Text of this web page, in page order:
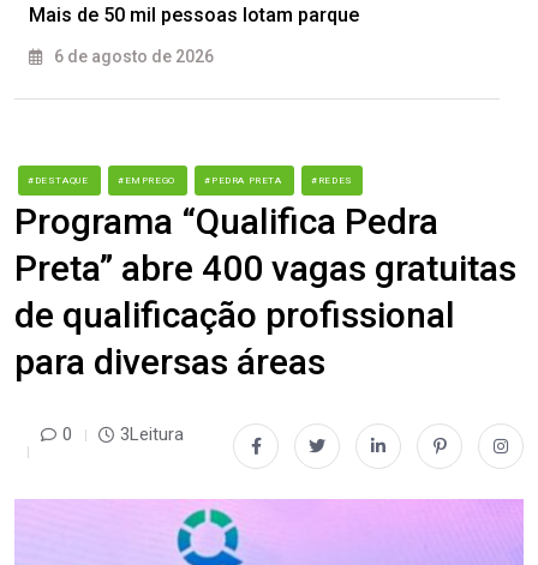
Mais de 50 mil pessoas lotam parque
6 de agosto de 2026
#DESTAQUE #EMPREGO #PEDRA PRETA #REDES
Programa “Qualifica Pedra
Preta” abre 400 vagas gratuitas
de qualificação profissional
para diversas áreas
0 3Leitura